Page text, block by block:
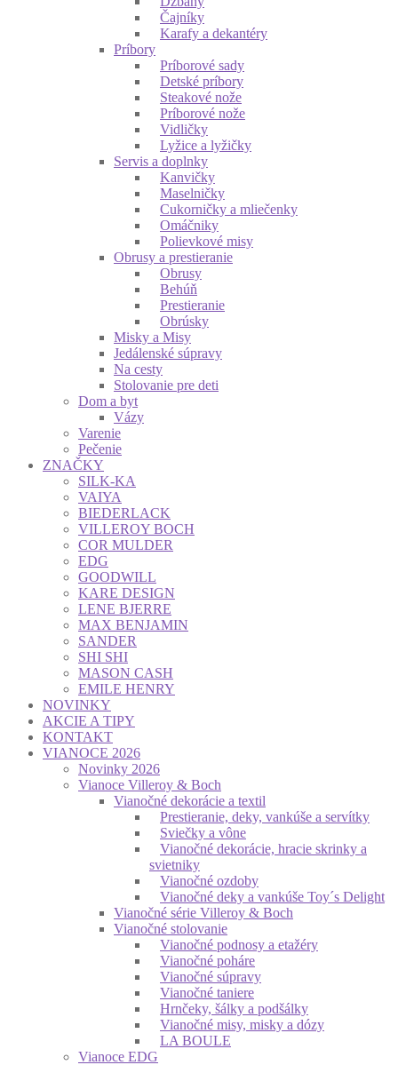
Čajníky
Karafy a dekantéry
Príbory
Príborové sady
Detské príbory
Steakové nože
Príborové nože
Vidličky
Lyžice a lyžičky
Servis a doplnky
Kanvičky
Maselničky
Cukorničky a mliečenky
Omáčniky
Polievkové misy
Obrusy a prestieranie
Obrusy
Behúň
Prestieranie
Obrúsky
Misky a Misy
Jedálenské súpravy
Na cesty
Stolovanie pre deti
Dom a byt
Vázy
Varenie
Pečenie
ZNAČKY
SILK-KA
VAIYA
BIEDERLACK
VILLEROY BOCH
COR MULDER
EDG
GOODWILL
KARE DESIGN
LENE BJERRE
MAX BENJAMIN
SANDER
SHI SHI
MASON CASH
EMILE HENRY
NOVINKY
AKCIE A TIPY
KONTAKT
VIANOCE 2026
Novinky 2026
Vianoce Villeroy & Boch
Vianočné dekorácie a textil
Prestieranie, deky, vankúše a servítky
Sviečky a vône
Vianočné dekorácie, hracie skrinky a
svietniky
Vianočné ozdoby
Vianočné deky a vankúše Toy´s Delight
Vianočné série Villeroy & Boch
Vianočné stolovanie
Vianočné podnosy a etažéry
Vianočné poháre
Vianočné súpravy
Vianočné taniere
Hrnčeky, šálky a podšálky
Vianočné misy, misky a dózy
LA BOULE
Vianoce EDG